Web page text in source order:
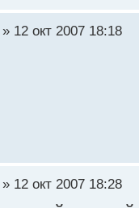
» 12 окт 2007 18:18
» 12 окт 2007 18:28